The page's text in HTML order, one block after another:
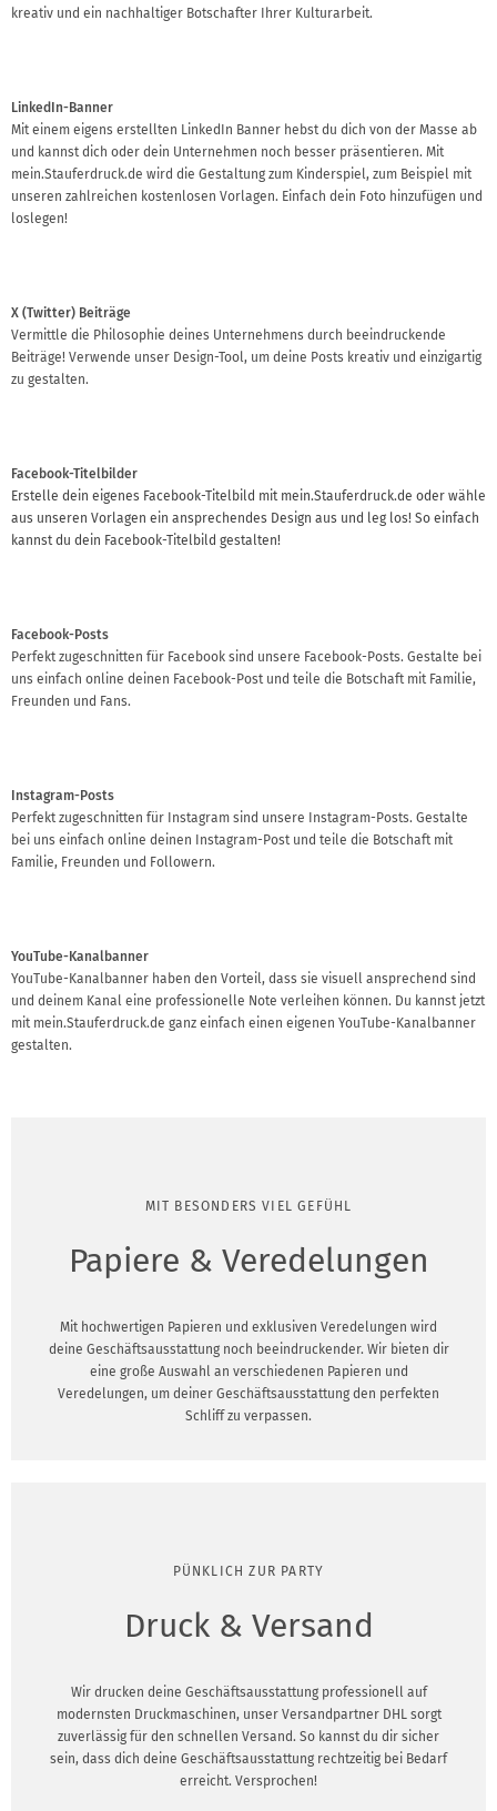
kreativ und ein nachhaltiger Botschafter Ihrer Kulturarbeit.
LinkedIn-Banner
Mit einem eigens erstellten LinkedIn Banner hebst du dich von der Masse ab
und kannst dich oder dein Unternehmen noch besser präsentieren. Mit
mein.Stauferdruck.de wird die Gestaltung zum Kinderspiel, zum Beispiel mit
unseren zahlreichen kostenlosen Vorlagen. Einfach dein Foto hinzufügen und
loslegen!
X (Twitter) Beiträge
Vermittle die Philosophie deines Unternehmens durch beeindruckende
Beiträge! Verwende unser Design-Tool, um deine Posts kreativ und einzigartig
zu gestalten.
Facebook-Titelbilder
Erstelle dein eigenes Facebook-Titelbild mit mein.Stauferdruck.de oder wähle
aus unseren Vorlagen ein ansprechendes Design aus und leg los! So einfach
kannst du dein Facebook-Titelbild gestalten!
Facebook-Posts
Perfekt zugeschnitten für Facebook sind unsere Facebook-Posts. Gestalte bei
uns einfach online deinen Facebook-Post und teile die Botschaft mit Familie,
Freunden und Fans.
Instagram-Posts
Perfekt zugeschnitten für Instagram sind unsere Instagram-Posts. Gestalte
bei uns einfach online deinen Instagram-Post und teile die Botschaft mit
Familie, Freunden und Followern.
YouTube-Kanalbanner
YouTube-Kanalbanner haben den Vorteil, dass sie visuell ansprechend sind
und deinem Kanal eine professionelle Note verleihen können. Du kannst jetzt
mit mein.Stauferdruck.de ganz einfach einen eigenen YouTube-Kanalbanner
gestalten.
MIT BESONDERS VIEL GEFÜHL
Papiere & Veredelungen
Mit hochwertigen Papieren und exklusiven Veredelungen wird
deine Geschäftsausstattung noch beeindruckender. Wir bieten dir
eine große Auswahl an verschiedenen Papieren und
Veredelungen, um deiner Geschäftsausstattung den perfekten
Schliff zu verpassen.
PÜNKLICH ZUR PARTY
Druck & Versand
Wir drucken deine Geschäftsausstattung professionell auf
modernsten Druckmaschinen, unser Versandpartner DHL sorgt
zuverlässig für den schnellen Versand. So kannst du dir sicher
sein, dass dich deine Geschäftsausstattung rechtzeitig bei Bedarf
erreicht. Versprochen!